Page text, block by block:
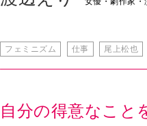
自分の得意なこと
す。今、演劇界で活躍して